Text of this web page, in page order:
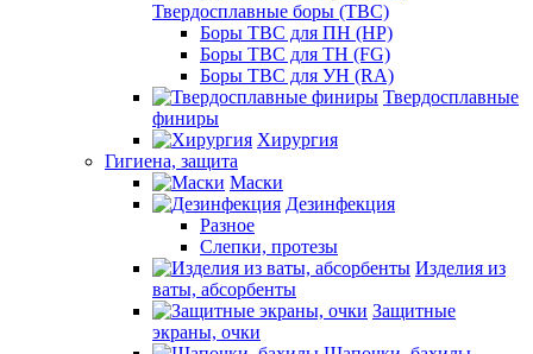
Твердосплавные боры (ТВС)
Боры ТВС для ПН (HP)
Боры ТВС для ТН (FG)
Боры ТВС для УН (RA)
Твердосплавные
финиры
Хирургия
Гигиена, защита
Маски
Дезинфекция
Разное
Слепки, протезы
Изделия из
ваты, абсорбенты
Защитные
экраны, очки